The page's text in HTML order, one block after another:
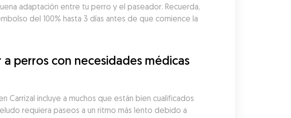
adaptación entre tu perro y el paseador. Recuerda,
del 100% hasta 3 días antes de que comience la
perros con necesidades médicas
Carrizal incluye a muchos que están bien cualificados
requiera paseos a un ritmo más lento debido a